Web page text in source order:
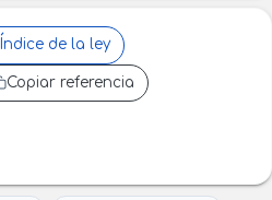
Índice de la ley
Copiar referencia